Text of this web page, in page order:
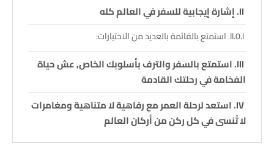
إشارة إيجابية للسفر في العالم كله
استمتع بالقائمة بالعديد من الاختيارات:
استمتع بالسفر والترف بأسلوبك الخاص, عش حياة
الفخامة في رحلتك القادمة
استعد لرحلة العمر مع رفاهية لا متناهية ومغامرات
لا تُنسى في كل ركن من أركان العالم